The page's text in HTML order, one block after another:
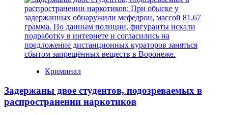
Криминал
Задержаны двое студентов, подозреваемых в
распространении наркотиков